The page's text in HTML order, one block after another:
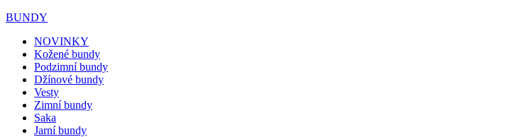
BUNDY
NOVINKY
Kožené bundy
Podzimní bundy
Džínové bundy
Vesty
Zimní bundy
Saka
Jarní bundy